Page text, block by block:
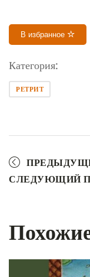
В избранное
Категория:
РЕТРИТ
СЛЕДУЮЩИЙ